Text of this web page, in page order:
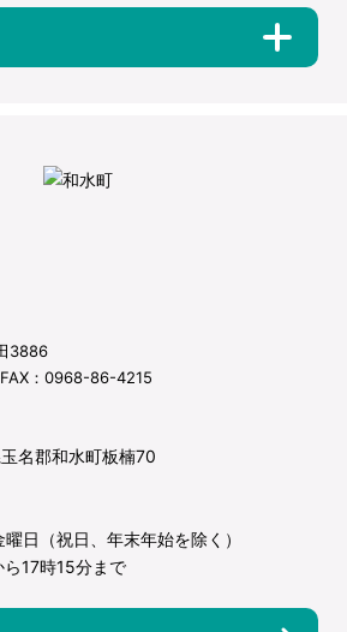
3886
：0968-86-4215
名郡和水町板楠70
日（祝日、年末年始を除く）
17時15分まで